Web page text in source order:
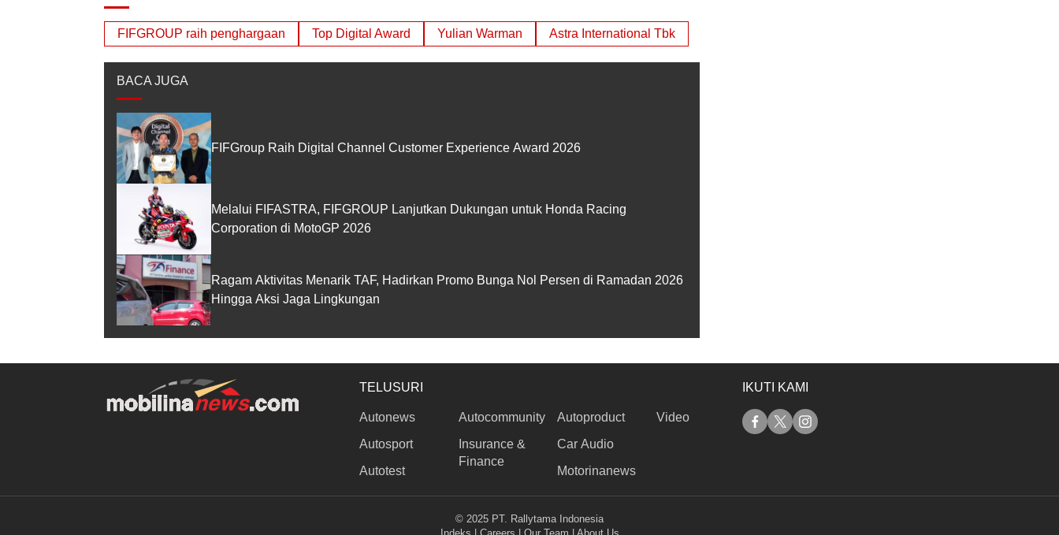
FIFGROUP raih penghargaan Top Digital Award Yulian Warman Astra International Tbk
BACA JUGA
FIFGroup Raih Digital Channel Customer Experience Award 2026
Melalui FIFASTRA, FIFGROUP Lanjutkan Dukungan untuk Honda Racing
Corporation di MotoGP 2026
Ragam Aktivitas Menarik TAF, Hadirkan Promo Bunga Nol Persen di Ramadan 2026
Hingga Aksi Jaga Lingkungan
TELUSURI
Autonews
Autosport
Autotest
Autocommunity
Insurance &
Finance
Autoproduct
Car Audio
Motorinanews
Video
IKUTI KAMI
© 2025 PT. Rallytama Indonesia
Indeks | Careers | Our Team | About Us